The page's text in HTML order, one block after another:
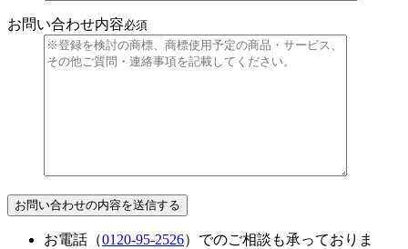
お問い合わせ内容必須
お電話（0120-95-2526）でのご相談も承っておりま